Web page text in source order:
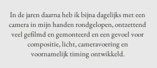
In de jaren daarna heb ik bijna dagelijks met een
camera in mijn handen rondgelopen, ontzettend
veel gefilmd en gemonteerd en een gevoel voor
compositie, licht, cameravoering en
voornamelijk timing ontwikkeld.